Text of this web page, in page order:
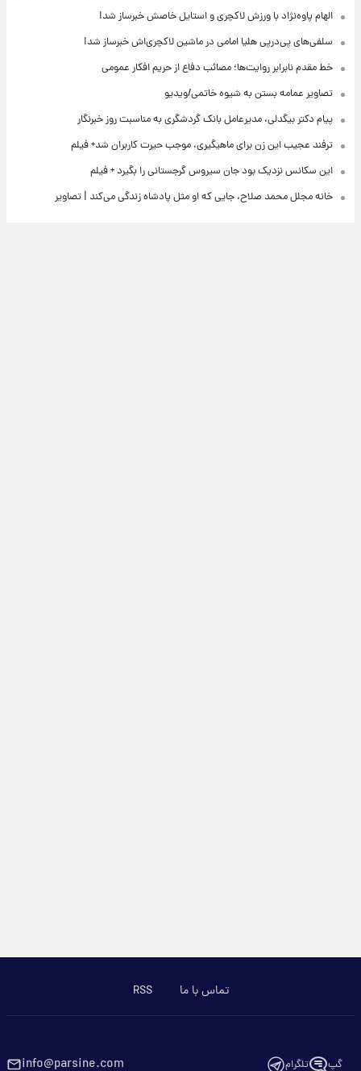
الهام پاوه‌نژاد با ورزش لاکچری و استایل خاصش خبرساز شد!
سلفی‌های پی‌درپی هلیا امامی در ماشین لاکچری‌اش خبرساز شد!
خط مقدم نابرابر روایت‌ها؛ مصائب دفاع از حریم افکار عمومی
تصاویر عمامه بستن به شیوه خاتمی/ویدیو
پیام دکتر بیگدلی، مدیرعامل بانک گردشگری به مناسبت روز خبرنگار
ترفند عجیب این زن برای ماهیگیری، موجب حیرت کاربران شد+ فیلم
این سکانس نزدیک بود جان سیروس گرجستانی را بگیرد + فیلم
خانه مجلل محمد صلاح، جایی که او مثل پادشاه زندگی می‌کند | تصاویر
تماس با ما RSS
گپ تلگرام info@parsine.com